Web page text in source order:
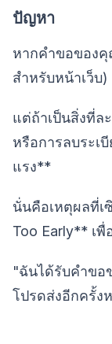
ปัญหา
หากคำขอของคุ
สำหรับหน้าเว็บ
แต่ถ้าเป็นสิ่งที่ล
หรือการลบระเ
แรง**
นั่นคือเหตุผลที่เ
Too Early** เพื่
"ฉันได้รับคำข
โปรดส่งอีกครั้ง